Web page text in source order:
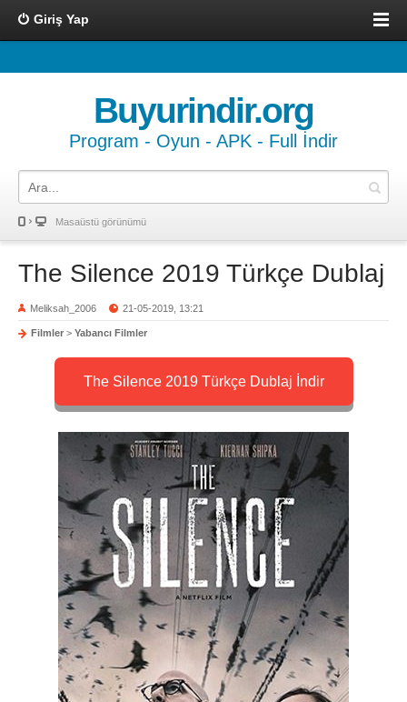
Giriş Yap
Buyurindir.org
Program - Oyun - APK - Full İndir
Masaüstü görünümü
The Silence 2019 Türkçe Dublaj
Meliksah_2006 21-05-2019, 13:21
Filmler > Yabancı Filmler
The Silence 2019 Türkçe Dublaj İndir